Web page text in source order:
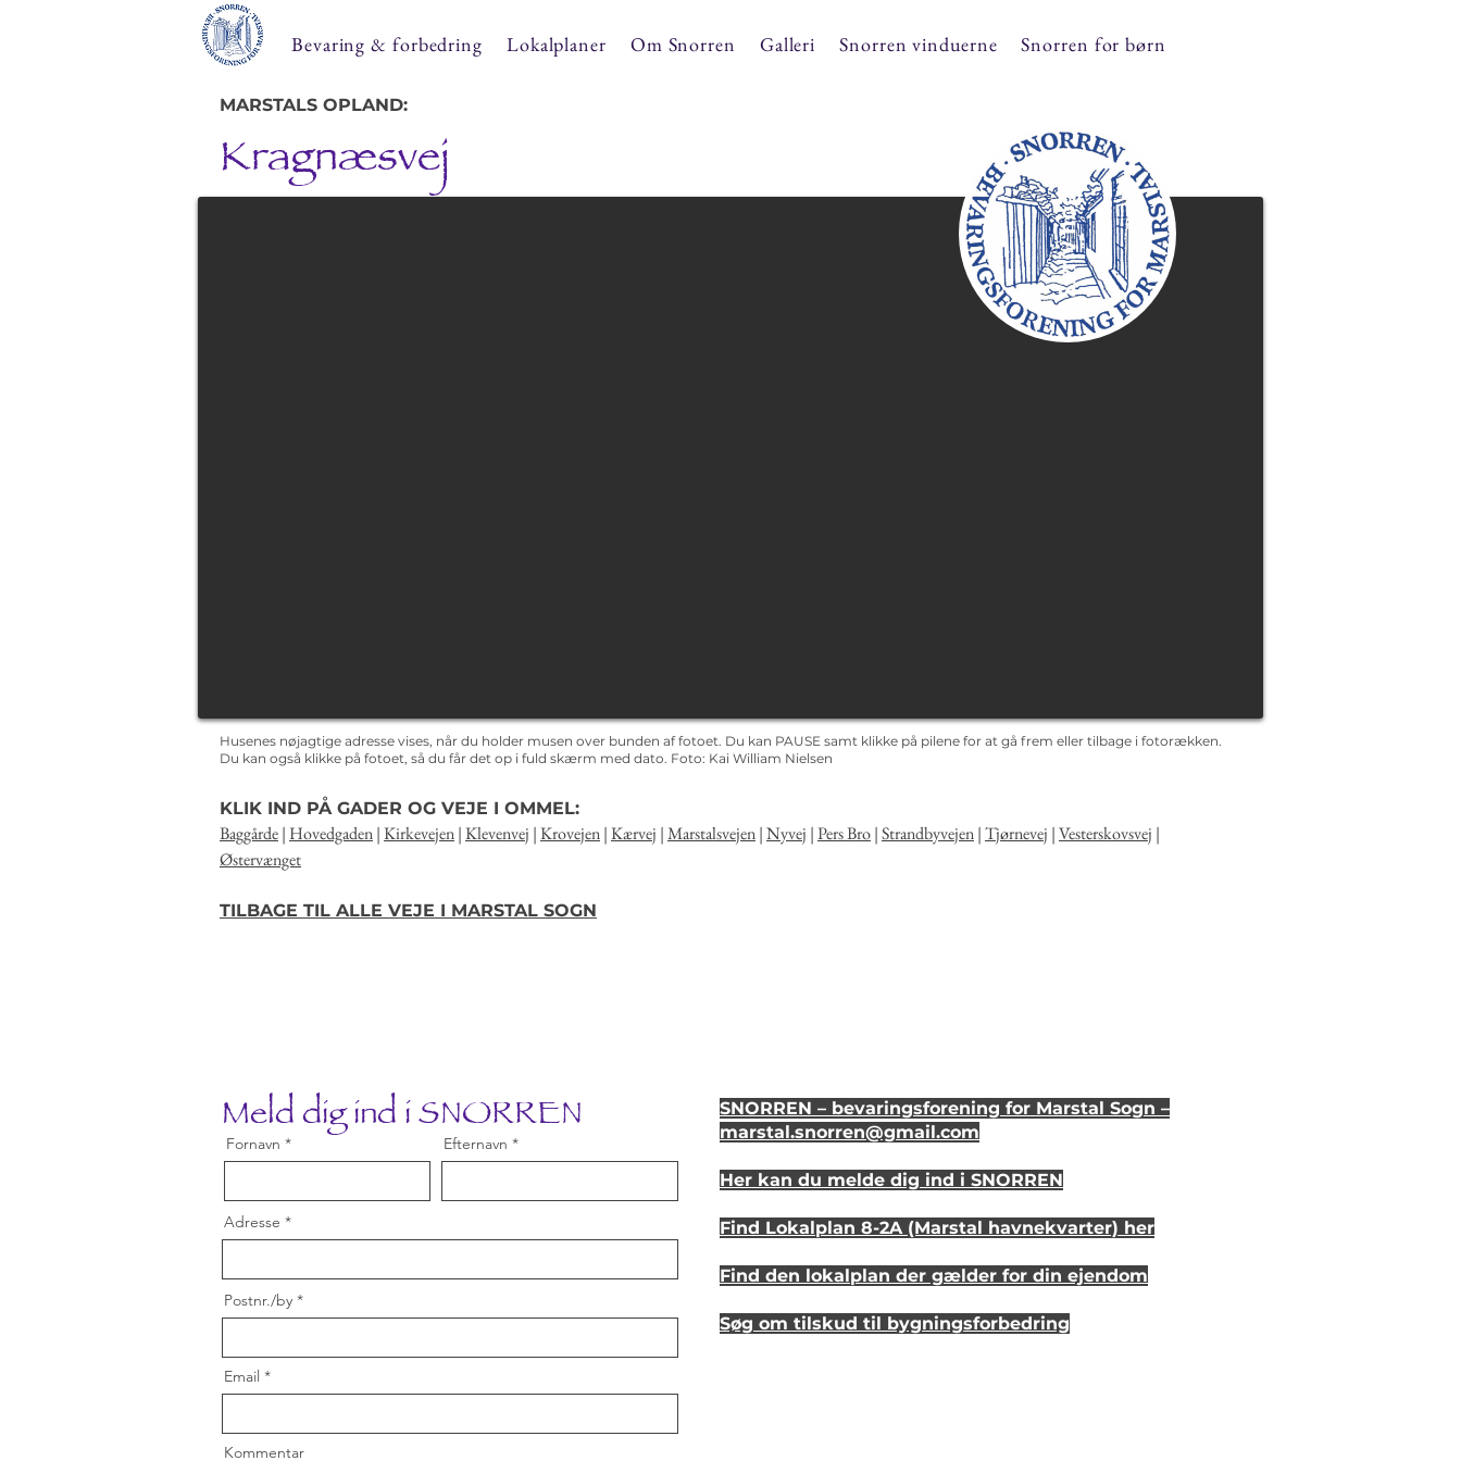
Bevaring & forbedring Lokalplaner Om Snorren Galleri Snorren vinduerne Snorren for børn
MARSTALS OPLAND:
Kragnæsvej
Husenes nøjagtige adresse vises, når du holder musen over bunden af fotoet. Du kan PAUSE samt klikke på pilene for at gå frem eller tilbage i fotorækken.
Du kan også klikke på fotoet, så du får det op i fuld skærm med dato. Foto: Kai William Nielsen
KLIK IND PÅ GADER OG VEJE I OMMEL:
Baggårde| Hovedgaden|Kirkevejen|Klevenvej |Krovejen|Kærvej |Marstalsvejen|Nyvej |Pers Bro|Strandbyvejen|Tjørnevej |Vesterskovsvej |
Østervænget
TILBAGE TIL ALLE VEJE I MARSTAL SOGN
Meld dig ind i SNORREN
Fornavn Efternavn
Adresse
Postnr./by
Email
Kommentar
SNORREN – bevaringsforening for Marstal Sogn –
marstal.snorren@gmail.com
Her kan du melde dig ind i SNORREN
Find Lokalplan 8-2A (Marstal havnekvarter) her
Find den lokalplan der gælder for din ejendom
Søg om tilskud til bygningsforbedring